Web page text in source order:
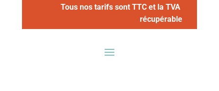
Tous nos tarifs sont TTC et la TVA
récupérable